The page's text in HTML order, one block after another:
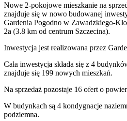
Nowe 2-pokojowe mieszkanie na
znajduje się w nowo budowanej
Gardenia Pogodno w Zawadzkiego-
2a (3.8 km od centrum Szczecina).
Inwestycja jest realizowana przez
Cała inwestycja składa się z 4
znajduje się 199 nowych mieszkań.
Na sprzedaż pozostaje 16 ofert o
W budynkach są 4 kondygnacje
podziemna.